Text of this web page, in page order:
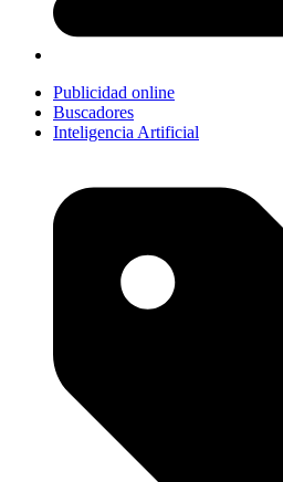
Publicidad online
Buscadores
Inteligencia Artificial